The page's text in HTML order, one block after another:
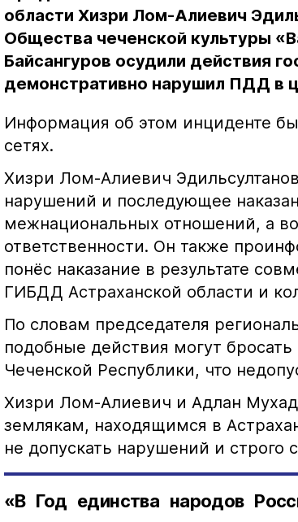
области Хизри Лом-Алиевич
Общества чеченской культуры
Байсангуров осудили действия
демонстративно нарушил ПДД в
Информация об этом инциденте
сетях.
Хизри Лом-Алиевич
нарушений и последующее
межнациональных отношений, а
ответственности. Он также
понёс наказание в результате
ГИБДД Астраханской области и
По словам председателя
подобные действия могут
Чеченской Республики, что
Хизри Лом-Алиевич и Адлан
землякам, находящимся в
не допускать нарушений и строго
«В Год единства народов